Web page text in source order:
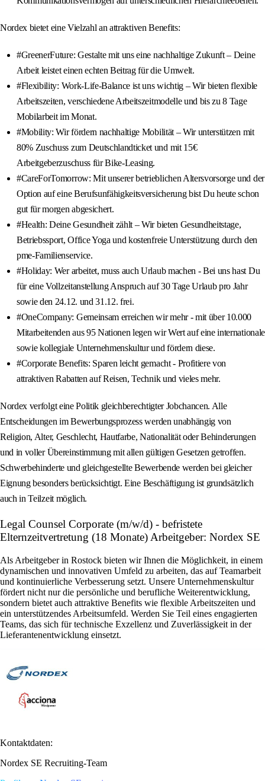
Nordex bietet eine Vielzahl an attraktiven Benefits:
#GreenerFuture: Gestalte mit uns eine nachhaltige Zukunft – Deine
Arbeit leistet einen echten Beitrag für die Umwelt.
#Flexibility: Work-Life-Balance ist uns wichtig – Wir bieten flexible
Arbeitszeiten, verschiedene Arbeitszeitmodelle und bis zu 8 Tage
Mobilarbeit im Monat.
#Mobility: Wir fördern nachhaltige Mobilität – Wir unterstützen mit
80% Zuschuss zum Deutschlandticket und mit 15€
Arbeitgeberzuschuss für Bike-Leasing.
#CareForTomorrow: Mit unserer betrieblichen Altersvorsorge und der
Option auf eine Berufsunfähigkeitsversicherung bist Du heute schon
gut für morgen abgesichert.
#Health: Deine Gesundheit zählt – Wir bieten Gesundheitstage,
Betriebssport, Office Yoga und kostenfreie Unterstützung durch den
pme-Familienservice.
#Holiday: Wer arbeitet, muss auch Urlaub machen - Bei uns hast Du
für eine Vollzeitanstellung Anspruch auf 30 Tage Urlaub pro Jahr
sowie den 24.12. und 31.12. frei.
#OneCompany: Gemeinsam erreichen wir mehr - mit über 10.000
Mitarbeitenden aus 95 Nationen legen wir Wert auf eine internationale
sowie kollegiale Unternehmenskultur und fördern diese.
#Corporate Benefits: Sparen leicht gemacht - Profitiere von
attraktiven Rabatten auf Reisen, Technik und vieles mehr.
Nordex verfolgt eine Politik gleichberechtigter Jobchancen. Alle
Entscheidungen im Bewerbungsprozess werden unabhängig von
Religion, Alter, Geschlecht, Hautfarbe, Nationalität oder Behinderungen
und in voller Übereinstimmung mit allen gültigen Gesetzen getroffen.
Schwerbehinderte und gleichgestellte Bewerbende werden bei gleicher
Eignung besonders berücksichtigt. Eine Beschäftigung ist grundsätzlich
auch in Teilzeit möglich.
Legal Counsel Corporate (m/w/d) - befristete
Elternzeitvertretung (18 Monate) Arbeitgeber: Nordex SE
Als Arbeitgeber in Rostock bieten wir Ihnen die Möglichkeit, in einem
dynamischen und innovativen Umfeld zu arbeiten, das auf Teamarbeit
und kontinuierliche Verbesserung setzt. Unsere Unternehmenskultur
fördert nicht nur die persönliche und berufliche Weiterentwicklung,
sondern bietet auch attraktive Benefits wie flexible Arbeitszeiten und
ein unterstützendes Arbeitsumfeld. Werden Sie Teil eines engagierten
Teams, das sich für technische Exzellenz und Zuverlässigkeit in der
Lieferantenentwicklung einsetzt.
Kontaktdaten:
Nordex SE Recruiting-Team